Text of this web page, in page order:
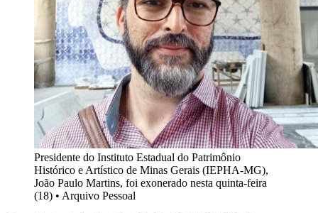
Presidente do Instituto Estadual do Patrimônio
Histórico e Artístico de Minas Gerais (IEPHA-MG),
João Paulo Martins, foi exonerado nesta quinta-feira
(18) • Arquivo Pessoal